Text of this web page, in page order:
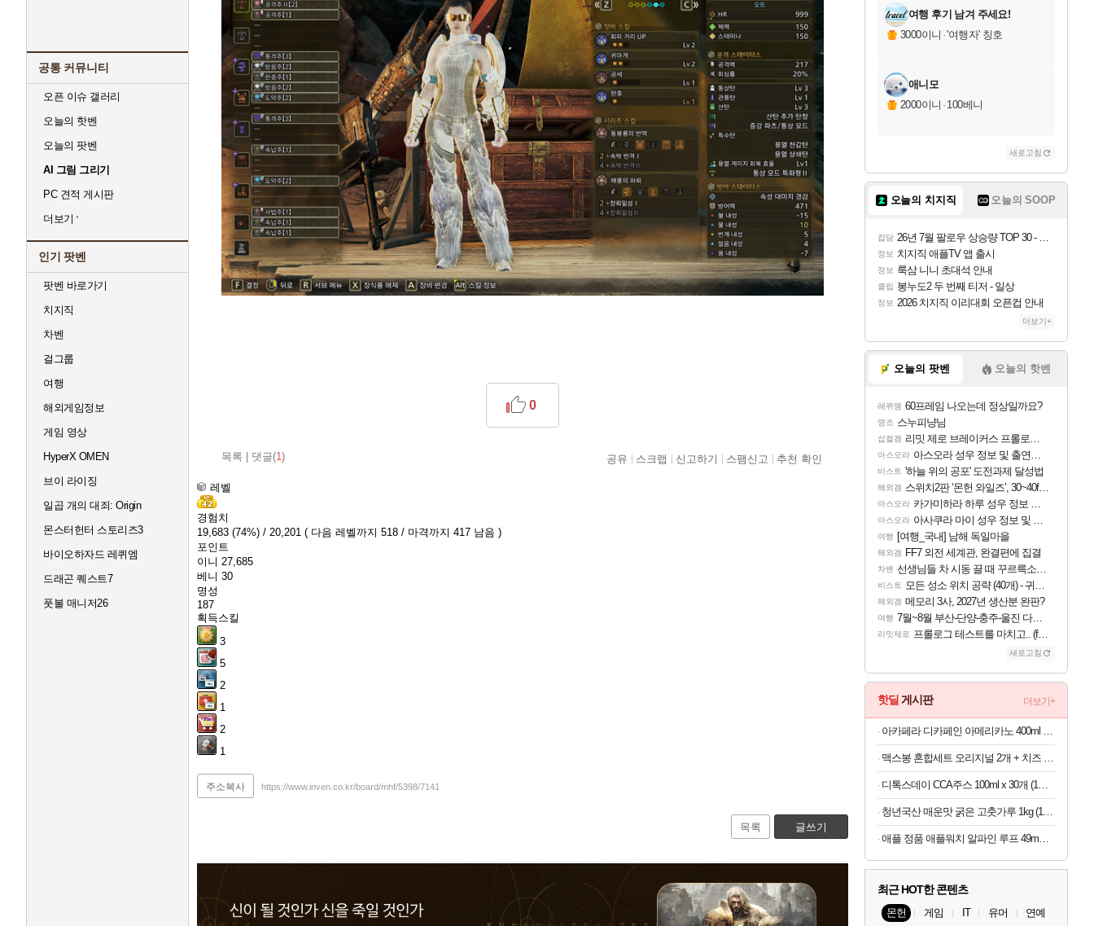
공통 커뮤니티
오픈 이슈 갤러리
오늘의 핫벤
오늘의 팟벤
AI 그림 그리기
PC 견적 게시판
더보기
인기 팟벤
팟벤 바로가기
치지직
차벤
걸그룹
여행
해외게임정보
게임 영상
HyperX OMEN
브이 라이징
일곱 개의 대죄: Origin
몬스터헌터 스토리즈3
바이오하자드 레퀴엠
드래곤 퀘스트7
풋볼 매니저26
목록 | 댓글(1)
0
공유 스크랩 신고하기 스팸신고 추천 확인
레벨
경험치
19,683 (74%) / 20,201 ( 다음 레벨까지 518 / 마격까지 417 남음 )
포인트
이니 27,685
베니 30
명성
187
획득스킬
3
5
2
1
2
1
주소복사 https://www.inven.co.kr/board/mhf/5398/7141
목록 글쓰기
교환.
당첨되셨습니다.
당첨되셨습니다.
당첨되셨습니다.
당첨되셨습니다.
당첨되셨습니다.
당첨되셨습니다.
에디션 (스팀코드) 를 교환.
당첨되셨습니다.
여행 후기 남겨 주세요!
3000이니 ·'여행자' 칭호
애니모
2000이니 · 100베니
새로고침
오늘의 치지직 오늘의 SOOP
잡담 26년 7월 팔로우 상승량 TOP 30 - 월간 치지직
정보 치지직 애플TV 앱 출시
정보 룩삼 니니 초대석 안내
클립 봉누도2 두 번째 티저 - 일상
정보 2026 치지직 이리대회 오픈컵 안내
더보기+
오늘의 팟벤 오늘의 핫벤
레퀴엠 60프레임 나오는데 정상일까요?
명조 스누피냥님
섭컬겜 리밋 제로 브레이커스 프롤로그 테스트 후기 영상 업로드
아스오라 아스오라 성우 정보 및 출연작 모음
비스트 '하늘 위의 공포' 도전과제 달성법
해외겜 스위치2판 ‘몬헌 와일즈’, 30~40fps 목표 추정
아스오라 카가미하라 하루 성우 정보 및 주요 필모
아스오라 아사쿠라 마이 성우 정보 및 주요 필모
여행 [여행_국내] 남해 독일마을
해외겜 FF7 외전 세계관, 완결편에 집결
차벤 선생님들 차 시동 끌 때 꾸르륵소리나는데
비스트 모든 성소 위치 공략 (40개) - 귀환한 영혼 도전과제
해외겜 메모리 3사, 2027년 생산분 완판?
여행 7월~8월 부산-단양-충주-울진 다녀왔어요~
리밋제로 프롤로그 테스트를 마치고.. (feat. 리아)
새로고침
핫딜 게시판 더보기+
아카페라 디카페인 아메리카노 400ml x 20개 (1개당 1,055원)
맥스봉 혼합세트 오리지널 2개 + 치즈 2개 (1개당 5,725원)
디톡스데이 CCA주스 100ml x 30개 (1개당 497원)
청년국산 매운맛 굵은 고춧가루 1kg (100g당 2,280원)
애플 정품 애플워치 알파인 루프 49mm 블랙 티타늄 마감, M, 라이트 블루
최근 HOT한 콘텐츠
몬헌 게임 IT 유머 연예